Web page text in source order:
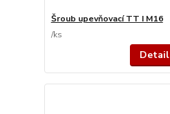
Šroub upevňovací TT I M16
/ks
Detail